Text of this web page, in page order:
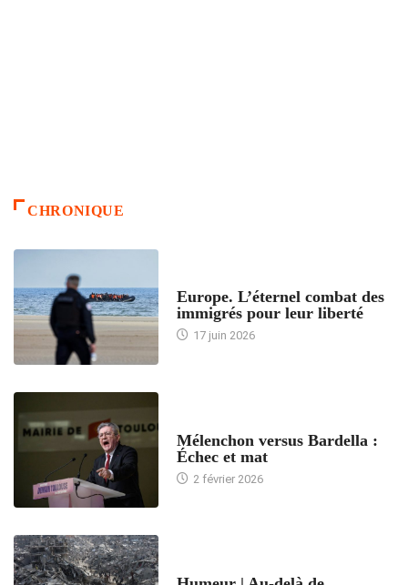
CHRONIQUE
Europe. L’éternel combat des
immigrés pour leur liberté
17 juin 2026
Mélenchon versus Bardella :
Échec et mat
2 février 2026